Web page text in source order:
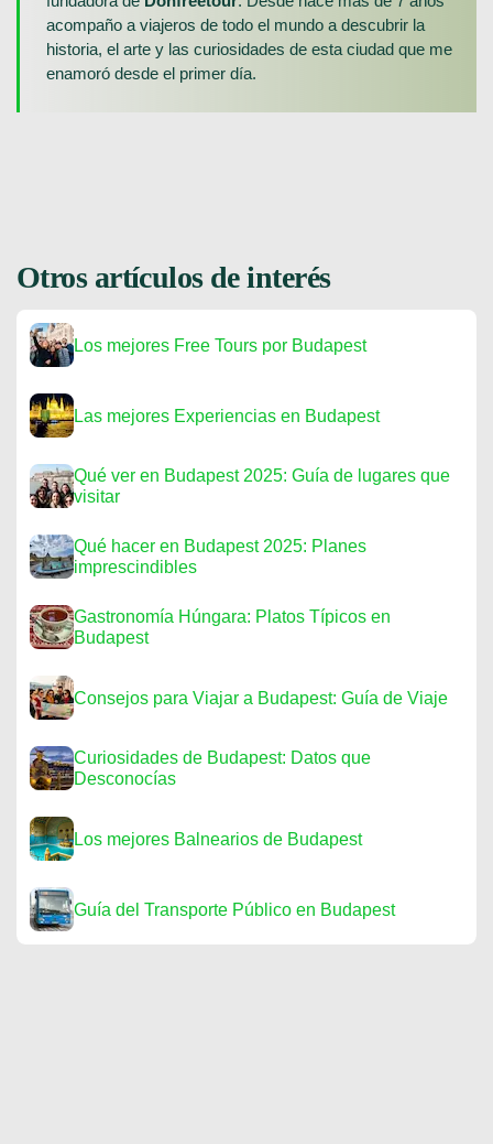
acompaño a viajeros de todo el mundo a descubrir la
historia, el arte y las curiosidades de esta ciudad que me
enamoró desde el primer día.
Otros artículos de interés
Los mejores Free Tours por Budapest
Las mejores Experiencias en Budapest
Qué ver en Budapest 2025: Guía de lugares que
visitar
Qué hacer en Budapest 2025: Planes
imprescindibles
Gastronomía Húngara: Platos Típicos en
Budapest
Consejos para Viajar a Budapest: Guía de Viaje
Curiosidades de Budapest: Datos que
Desconocías
Los mejores Balnearios de Budapest
Guía del Transporte Público en Budapest